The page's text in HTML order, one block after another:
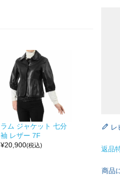
ラム ジャケット 七分
袖 レザー 7F
¥20,900(税込)
レ
返品
商品